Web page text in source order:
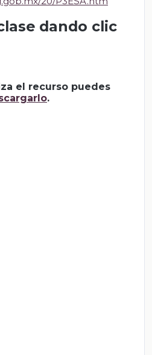
dando clic
el recurso puedes
.